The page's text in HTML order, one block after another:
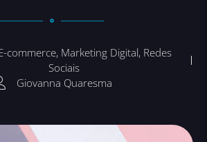
commerce, Marketing Digital, Redes
Sociais
Giovanna Quaresma